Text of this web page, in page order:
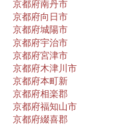
京都府南丹市
京都府向日市
京都府城陽市
京都府宇治市
京都府宮津市
京都府木津川市
京都府本町新
京都府相楽郡
京都府福知山市
京都府綴喜郡